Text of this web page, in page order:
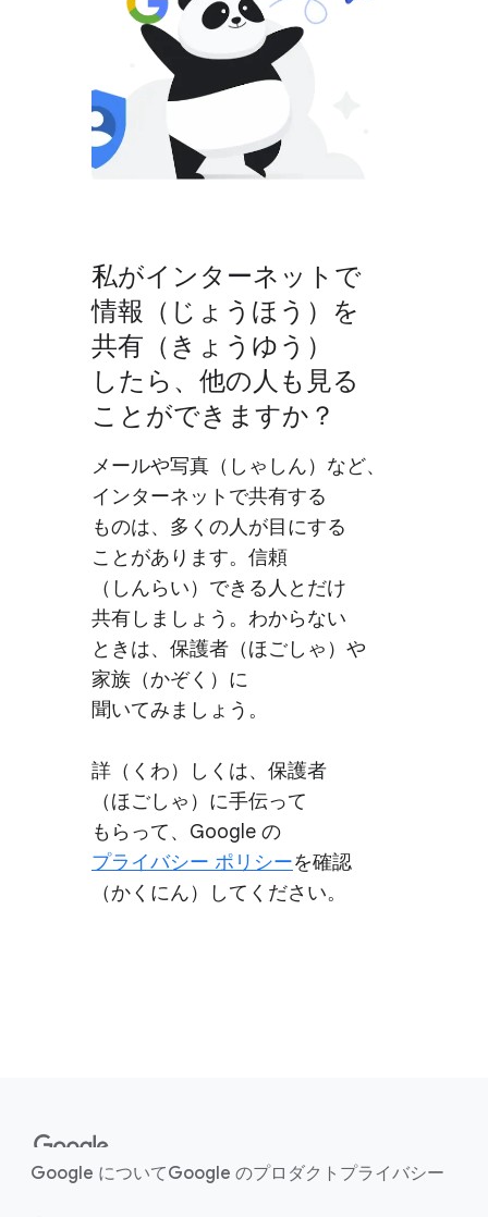
私が​インターネットで​
情報​（じょう​ほう）を​
共有​（きょうゆう）
したら、​他の​人も​見る​
ことができますか？
メールや​写真​（しゃしん）など、​
インターネットで​共有する​
ものは、​多くの​人が​目に​する​
ことがあります。​信頼​
（しんらい）​できる​人とだけ​
共有しましょう。​わからない​
ときは、​保護者​（ほごしゃ）​や​
家族​（かぞく）に​
聞いてみましょう。
詳​（く​わ）しくは、​保護者​
（ほごしゃ）に​手伝って​
もらって、​Google の
プライバシー ポリシーを​確認​
（かくにん）​してください。
Google に​ついてGoogle の​プロダクト プライバシー